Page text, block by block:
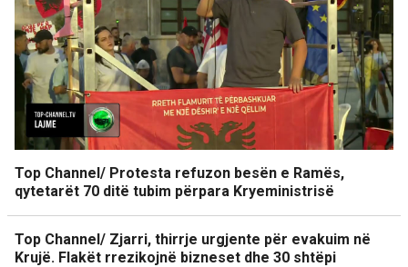
Top Channel/ Protesta refuzon besën e Ramës,
qytetarët 70 ditë tubim përpara Kryeministrisë
Top Channel/ Zjarri, thirrje urgjente për evakuim në
Krujë. Flakët rrezikojnë bizneset dhe 30 shtëpi